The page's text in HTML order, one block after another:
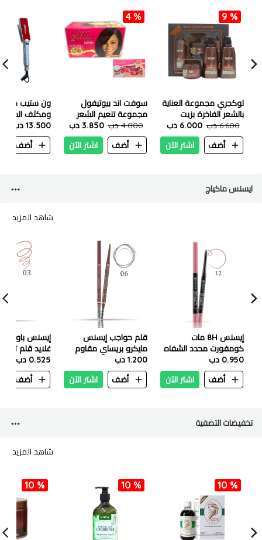
9 %
لوكجري مجموعة العناية
بالشعر الفاخرة بزيت
الأرجان
6.600 دب
6.000 دب
أضف
اشتر الآن
4 %
سوفت اند بيوتيفول
مجموعة تنعيم الشعر
سوبر - 1 عبوة
4.000 دب
3.850 دب
أضف
اشتر الآن
ون ستيب
ومكثف
برو استريتر
750 درجة
13.500 دب
أضف
ايسنس ماكياج
شاهد المزيد
إيسنس 8H مات
كومفورت محدد الشفاه
0.3 جم – 12 كوشن توك
0.950 دب
أضف
اشتر الآن
قلم حواجب إيسنس
مايكرو بريساي مقاوم
دارك براون
1.200 دب
أضف
اشتر الآن
إيسنس باوت
غلايد قلم
0.62 جم – 03 بير أفير
0.525 دب
أضف
تخفيضات التصفية
شاهد المزيد
10 %
10 %
10 %